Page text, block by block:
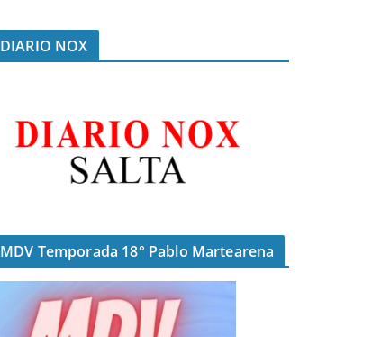
DIARIO NOX
MDV Temporada 18° Pablo Martearena